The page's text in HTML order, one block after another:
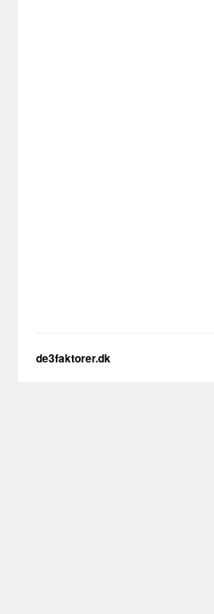
de3faktorer.dk